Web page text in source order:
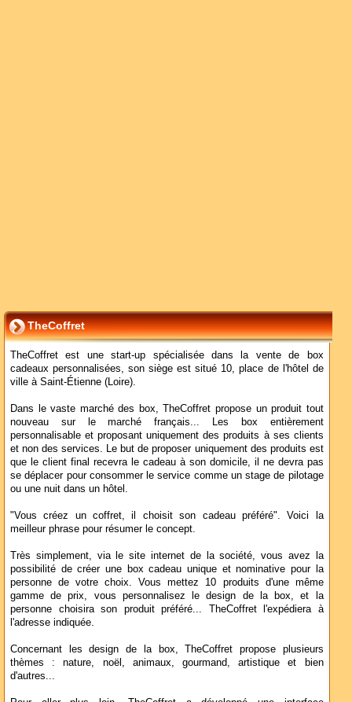
TheCoffret
TheCoffret est une start-up spécialisée dans la vente de box
cadeaux personnalisées, son siège est situé 10, place de l'hôtel de
ville à Saint-Étienne (Loire).
Dans le vaste marché des box, TheCoffret propose un produit tout
nouveau sur le marché français... Les box entièrement
personnalisable et proposant uniquement des produits à ses clients
et non des services. Le but de proposer uniquement des produits est
que le client final recevra le cadeau à son domicile, il ne devra pas
se déplacer pour consommer le service comme un stage de pilotage
ou une nuit dans un hôtel.
"Vous créez un coffret, il choisit son cadeau préféré". Voici la
meilleur phrase pour résumer le concept.
Très simplement, via le site internet de la société, vous avez la
possibilité de créer une box cadeau unique et nominative pour la
personne de votre choix. Vous mettez 10 produits d'une même
gamme de prix, vous personnalisez le design de la box, et la
personne choisira son produit préféré... TheCoffret l'expédiera à
l'adresse indiquée.
Concernant les design de la box, TheCoffret propose plusieurs
thèmes : nature, noël, animaux, gourmand, artistique et bien
d'autres...